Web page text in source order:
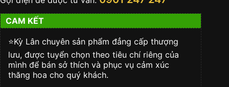
Datejust
279171-
0011
mặt
nâu
Chocolate,
cọc
số
kim
CAM KẾT
⭐️Kỳ Lân chuyên sản phẩm đẳng cấp thượng
lưu, được tuyển chọn theo tiêu chí riêng của
mình để bán sở thích và phục vụ cảm xúc
thăng hoa cho quý khách.